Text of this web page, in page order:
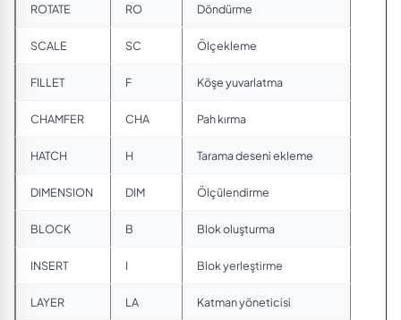
ROTATE RO Döndürme
SCALE SC Ölçekleme
FILLET F Köşe yuvarlatma
CHAMFER CHA Pah kırma
HATCH H Tarama deseni ekleme
DIMENSION DIM Ölçülendirme
BLOCK B Blok oluşturma
INSERT I Blok yerleştirme
LAYER LA Katman yöneticisi